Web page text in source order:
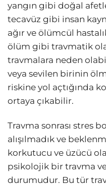
yangın gibi doğal
tecavüz gibi insan
ağır ve ölümcül
ölüm gibi travmatik
travmalara neden
veya sevilen birinin
riskine yol açtığında
ortaya çıkabilir.
Travma sonrası stres
alışılmadık ve
korkutucu ve üzücü
psikolojik bir travma
durumudur. Bu tür